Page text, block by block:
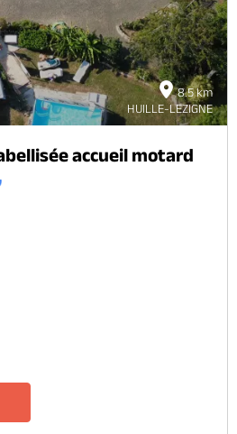
8.5 km
HUILLE-LEZIGNE
accueil motard